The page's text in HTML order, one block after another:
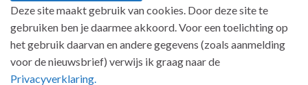
Deze site maakt gebruik van cookies. Door deze site te
gebruiken ben je daarmee akkoord. Voor een toelichting op
het gebruik daarvan en andere gegevens (zoals aanmelding
voor de nieuwsbrief) verwijs ik graag naar de
Privacyverklaring.